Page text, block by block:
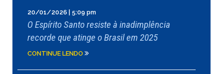
20/01/2026 | 5:09 pm
O Espírito Santo resiste à inadimplência
recorde que atinge o Brasil em 2025
CONTINUE LENDO